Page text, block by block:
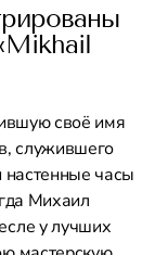
своё имя
служившего
часы
Михаил
у лучших